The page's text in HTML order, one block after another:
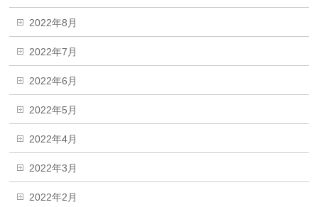
2022年8月
2022年7月
2022年6月
2022年5月
2022年4月
2022年3月
2022年2月